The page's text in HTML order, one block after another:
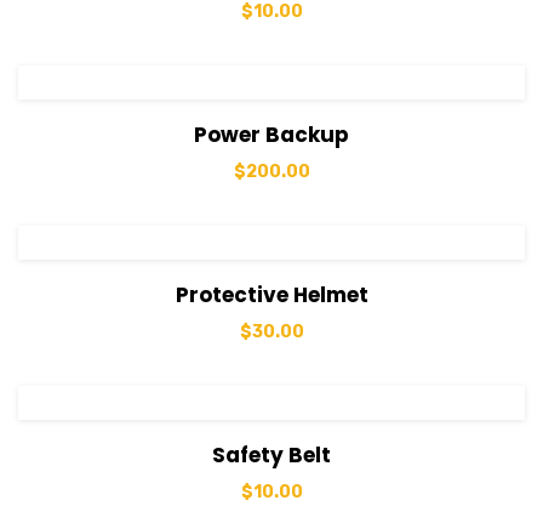
$10.00
View DetailsPower Backup
$200.00
View Details Sepete Ekle
Protective Helmet
$30.00
Safety Belt
$10.00